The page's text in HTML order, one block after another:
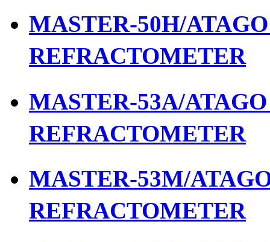
MASTER-50H/
REFRACTOMETER
MASTER-53A/
REFRACTOMETER
MASTER-53M/
REFRACTOMETER